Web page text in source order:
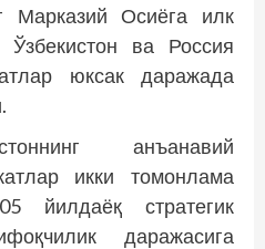
Марказий Осиёга илк
ва Россия
юксак даражада
анъанавий
икки томонлама
йилдаёқ стратегик
даражасига